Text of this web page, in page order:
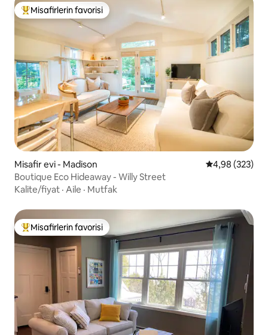
Misafirlerin favorilerinden en beğenilenler arasında
Misafirlerin favorisi
Misafir evi - Madison 5 üzerinden
4,98 (323)
Boutique Eco Hideaway - Willy Street
Kalite/fiyat · Aile · Mutfak
Misafirlerin favorilerinden en beğenilenler arasında
Misafirlerin favorisi